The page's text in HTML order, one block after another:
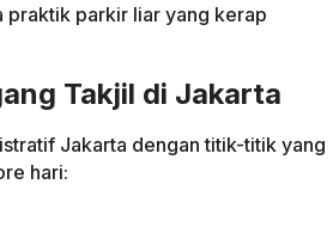
praktik parkir liar yang kerap
Takjil di Jakarta
Jakarta dengan titik-titik yang
hari: